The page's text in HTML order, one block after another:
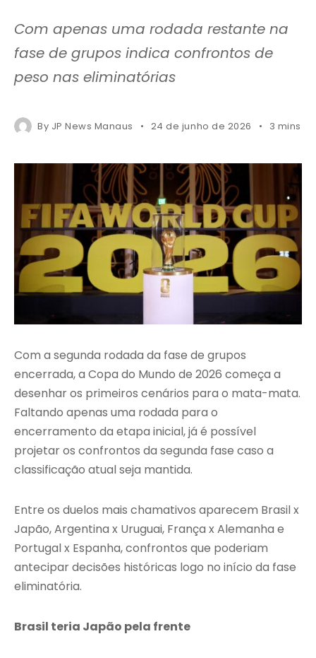
Com apenas uma rodada restante na
fase de grupos indica confrontos de
peso nas eliminatórias
By JP News Manaus 24 de junho de 2026 3 mins
Com a segunda rodada da fase de grupos
encerrada, a Copa do Mundo de 2026 começa a
desenhar os primeiros cenários para o mata-mata.
Faltando apenas uma rodada para o
encerramento da etapa inicial, já é possível
projetar os confrontos da segunda fase caso a
classificação atual seja mantida.
Entre os duelos mais chamativos aparecem Brasil x
Japão, Argentina x Uruguai, França x Alemanha e
Portugal x Espanha, confrontos que poderiam
antecipar decisões históricas logo no início da fase
eliminatória.
Brasil teria Japão pela frente